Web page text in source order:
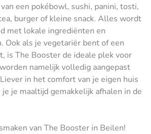
een pokébowl, sushi, panini, tosti,
burger of kleine snack. Alles wordt
met lokale ingrediënten en
Ook als je vegetariër bent of een
is The Booster de ideale plek voor
namelijk volledig aangepast
in het comfort van je eigen huis
je maaltijd gemakkelijk afhalen in de
van The Booster in Beilen!